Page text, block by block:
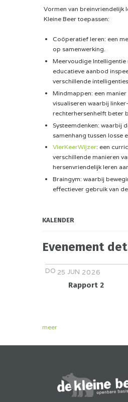
Vormen van breinvriendelijk
Kleine Beer toepassen:
Coöperatief leren: een
op samenwerking.
Meervoudige Intelligentie
educatieve aanbod
verschillende
Mindmappen: een
visualiseren waarbij
rechterhersenhelft beter
Systeemdenken: waarbij
samenhang tussen losse
VierKeerWijzer: een
verschillende manieren
hersenvriendelijk leren
Braingym: waarbij
effectiever gebruik van
KALENDER
Evenement
DO 25 JUN 2026
Rapport 2
meer